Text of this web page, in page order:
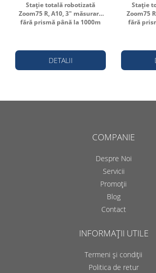
Stație totală robotizată
Zoom75 R, A10, 3" măsurare
fără prismă până la 1000m
DETALII
Stație
Zoom75
fără
COMPANIE
Despre Noi
Servicii
Promoții
Blog
Contact
INFORMAȚII UTILE
Termeni și condiții
Politica de retur